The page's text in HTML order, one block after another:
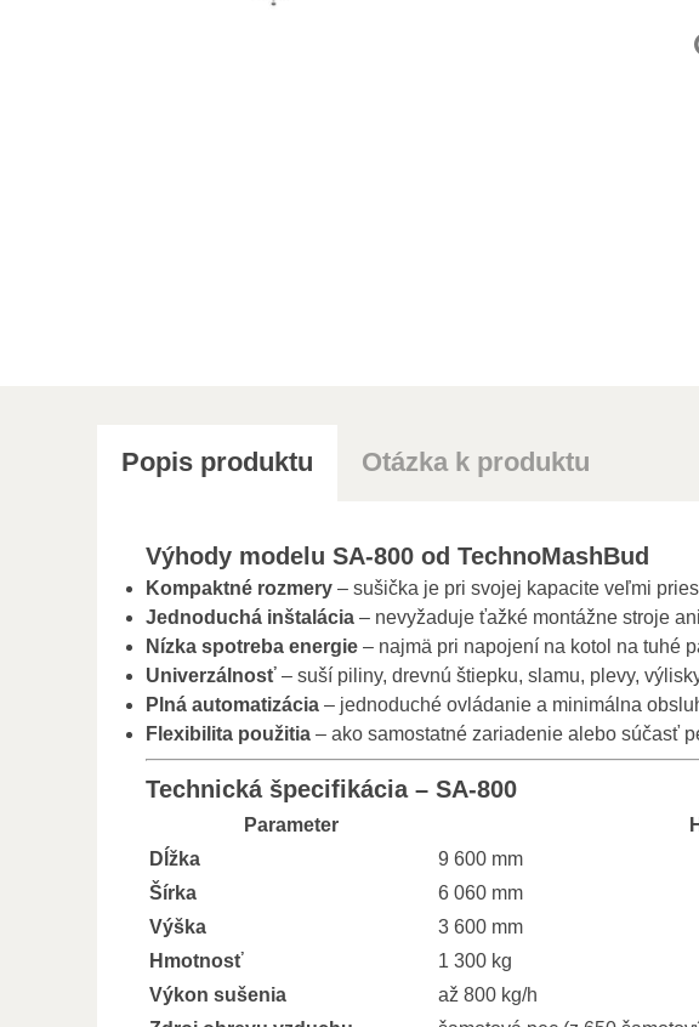
Popis produktu Otázka k produktu
Výhody modelu SA-800 od TechnoMashBud
Kompaktné rozmery– sušička je pri svojej kapacite veľmi
Jednoduchá inštalácia– nevyžaduje ťažké montážne stroje
Nízka spotreba energie– najmä pri napojení na kotol na tuhé
Univerzálnosť– suší piliny, drevnú štiepku, slamu, plevy,
Plná automatizácia– jednoduché ovládanie a minimálna
Flexibilita použitia– ako samostatné zariadenie alebo súčasť
Technická špecifikácia – SA-800
Parameter
Dĺžka
9 600 mm
Šírka
6 060 mm
Výška
3 600 mm
Hmotnosť
1 300 kg
Výkon sušenia
až 800 kg/h